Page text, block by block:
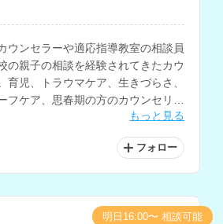
ウンセラーや適応指導教室の相談員
の親子の相談を経験されてきたカウ
育児、トラウマケア、生きづらさ、
フケア、思春期の方のカウンセリン
もっと見る
フォロー
明日16:00〜 相談可能